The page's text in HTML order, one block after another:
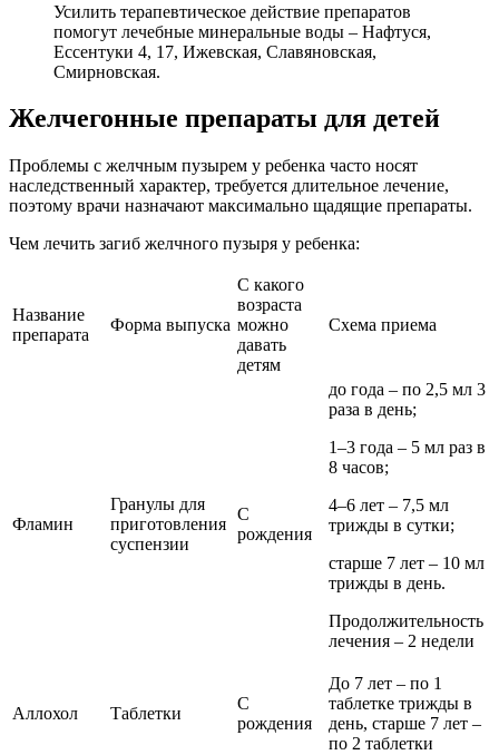
Усилить терапевтическое действие препаратов
помогут лечебные минеральные воды – Нафтуся,
Ессентуки 4, 17, Ижевская, Славяновская,
Смирновская.
Желчегонные препараты для детей
Проблемы с желчным пузырем у ребенка часто носят
наследственный характер, требуется длительное лечение,
поэтому врачи назначают максимально щадящие препараты.
Чем лечить загиб желчного пузыря у ребенка:
Название
препарата
Форма выпуска
С какого
возраста
можно
давать
детям
Схема приема
Фламин
Гранулы для
приготовления
суспензии
С
рождения
до года – по 2,5 мл 3
раза в день;
1–3 года – 5 мл раз в
8 часов;
4–6 лет – 7,5 мл
трижды в сутки;
старше 7 лет – 10 мл
трижды в день.
Продолжительность
лечения – 2 недели
Аллохол Таблетки
С
рождения
До 7 лет – по 1
таблетке трижды в
день, старше 7 лет –
по 2 таблетки